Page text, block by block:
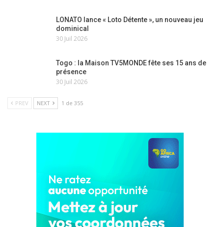
LONATO lance « Loto Détente », un nouveau jeu
dominical
30 Juil 2026
Togo : la Maison TV5MONDE fête ses 15 ans de
présence
30 Juil 2026
PREV NEXT 1 de 355